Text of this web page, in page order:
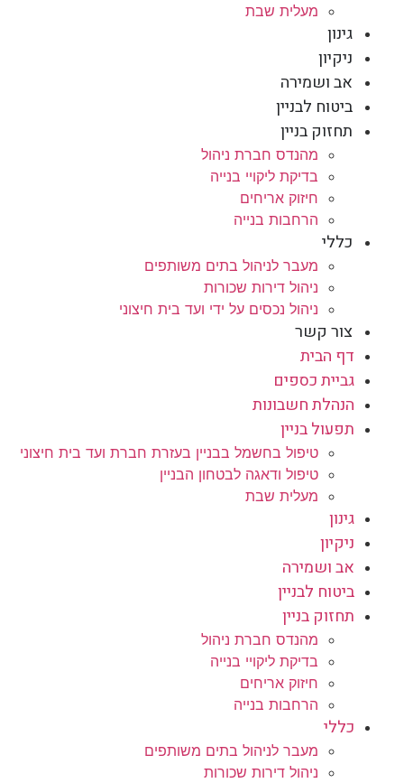
מעלית שבת
גינון
ניקיון
אב ושמירה
ביטוח לבניין
תחזוק בניין
מהנדס חברת ניהול
בדיקת ליקויי בנייה
חיזוק אריחים
הרחבות בנייה
כללי
מעבר לניהול בתים משותפים
ניהול דירות שכורות
ניהול נכסים על ידי ועד בית חיצוני
צור קשר
דף הבית
גביית כספים
הנהלת חשבונות
תפעול בניין
טיפול בחשמל בבניין בעזרת חברת ועד בית חיצוני
טיפול ודאגה לבטחון הבניין
מעלית שבת
גינון
ניקיון
אב ושמירה
ביטוח לבניין
תחזוק בניין
מהנדס חברת ניהול
בדיקת ליקויי בנייה
חיזוק אריחים
הרחבות בנייה
כללי
מעבר לניהול בתים משותפים
ניהול דירות שכורות